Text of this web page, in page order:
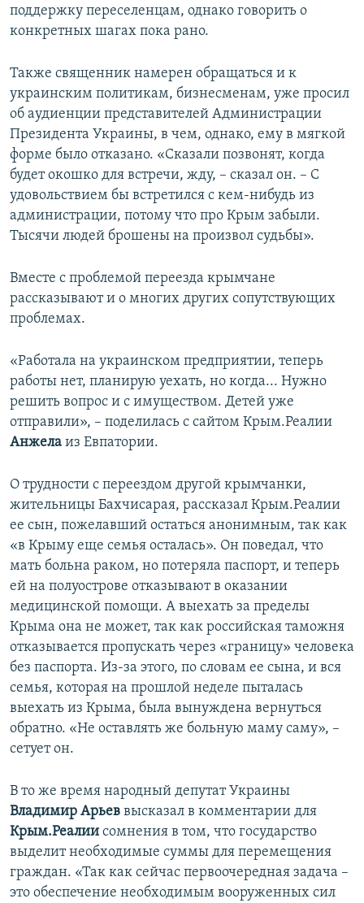
поддержку переселенцам, однако говорить о
конкретных шагах пока рано.
Также священник намерен обращаться и к
украинским политикам, бизнесменам, уже просил
об аудиенции представителей Администрации
Президента Украины, в чем, однако, ему в мягкой
форме было отказано. «Сказали позвонят, когда
будет окошко для встречи, жду, – сказал он. – С
удовольствием бы встретился с кем-нибудь из
администрации, потому что про Крым забыли.
Тысячи людей брошены на произвол судьбы».
Вместе с проблемой переезда крымчане
рассказывают и о многих других сопутствующих
проблемах.
«Работала на украинском предприятии, теперь
работы нет, планирую уехать, но когда... Нужно
решить вопрос и с имуществом. Детей уже
отправили», – поделилась с сайтом Крым.Реалии
Анжела из Евпатории.
О трудности с переездом другой крымчанки,
жительницы Бахчисарая, рассказал Крым.Реалии
ее сын, пожелавший остаться анонимным, так как
«в Крыму еще семья осталась». Он поведал, что
мать больна раком, но потеряла паспорт, и теперь
ей на полуострове отказывают в оказании
медицинской помощи. А выехать за пределы
Крыма она не может, так как российская таможня
отказывается пропускать через «границу» человека
без паспорта. Из-за этого, по словам ее сына, и вся
семья, которая на прошлой неделе пыталась
выехать из Крыма, была вынуждена вернуться
обратно. «Не оставлять же больную маму саму», –
сетует он.
В то же время народный депутат Украины
Владимир Арьев высказал в комментарии для
Крым.Реалии сомнения в том, что государство
выделит необходимые суммы для перемещения
граждан. «Так как сейчас первоочередная задача –
это обеспечение необходимым вооруженных сил